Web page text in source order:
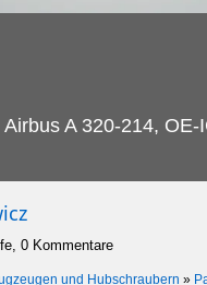
A 320-214, OE-
0 Kommentare
und Hubschraubern »